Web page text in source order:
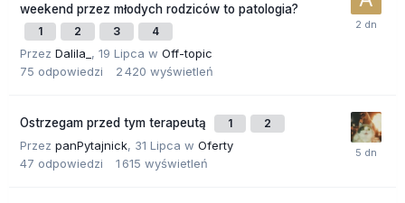
weekend przez młodych rodziców to patologia?
1 2 3 4
Przez Dalila_ , 19 Lipca w Off-topic
75 odpowiedzi 2 420 wyświetleń
Ostrzegam przed tym terapeutą 1 2
Przez panPytajnick, 31 Lipca w Oferty
47 odpowiedzi 1 615 wyświetleń